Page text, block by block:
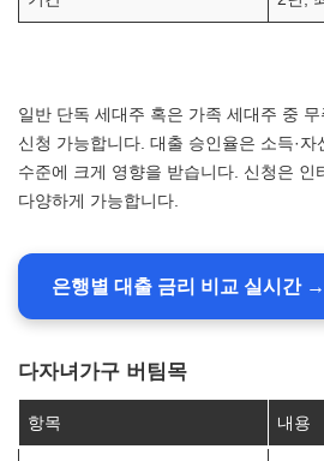
일반 단독 세대주 혹은 가족 세대주 중
신청 가능합니다. 대출 승인율은 소득·
수준에 크게 영향을 받습니다. 신청은 인
다양하게 가능합니다.
은행별 대출 금리 비교 실시간 →
다자녀가구 버팀목
항목 내용